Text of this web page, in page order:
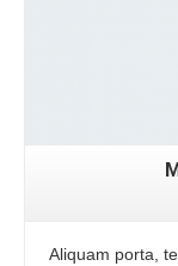
Aliquam porta,